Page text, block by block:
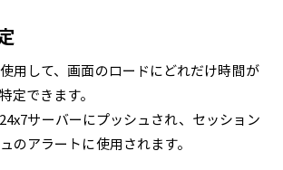
用して、画面のロードにどれだけ時間が
定できます。
サーバーにプッシュされ、セッション
のアラートに使用されます。